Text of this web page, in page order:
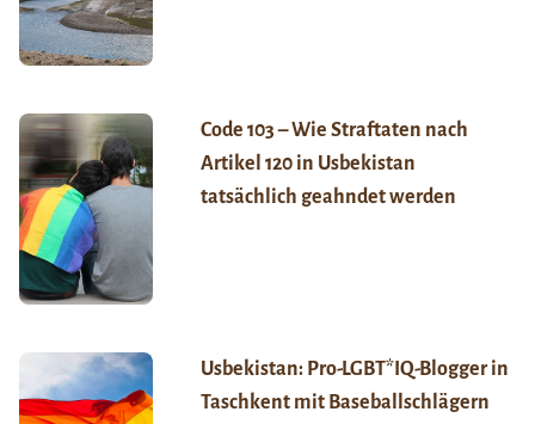
Code 103 – Wie Straftaten nach
Artikel 120 in Usbekistan
tatsächlich geahndet werden
Usbekistan: Pro-LGBT*IQ-Blogger in
Taschkent mit Baseballschlägern